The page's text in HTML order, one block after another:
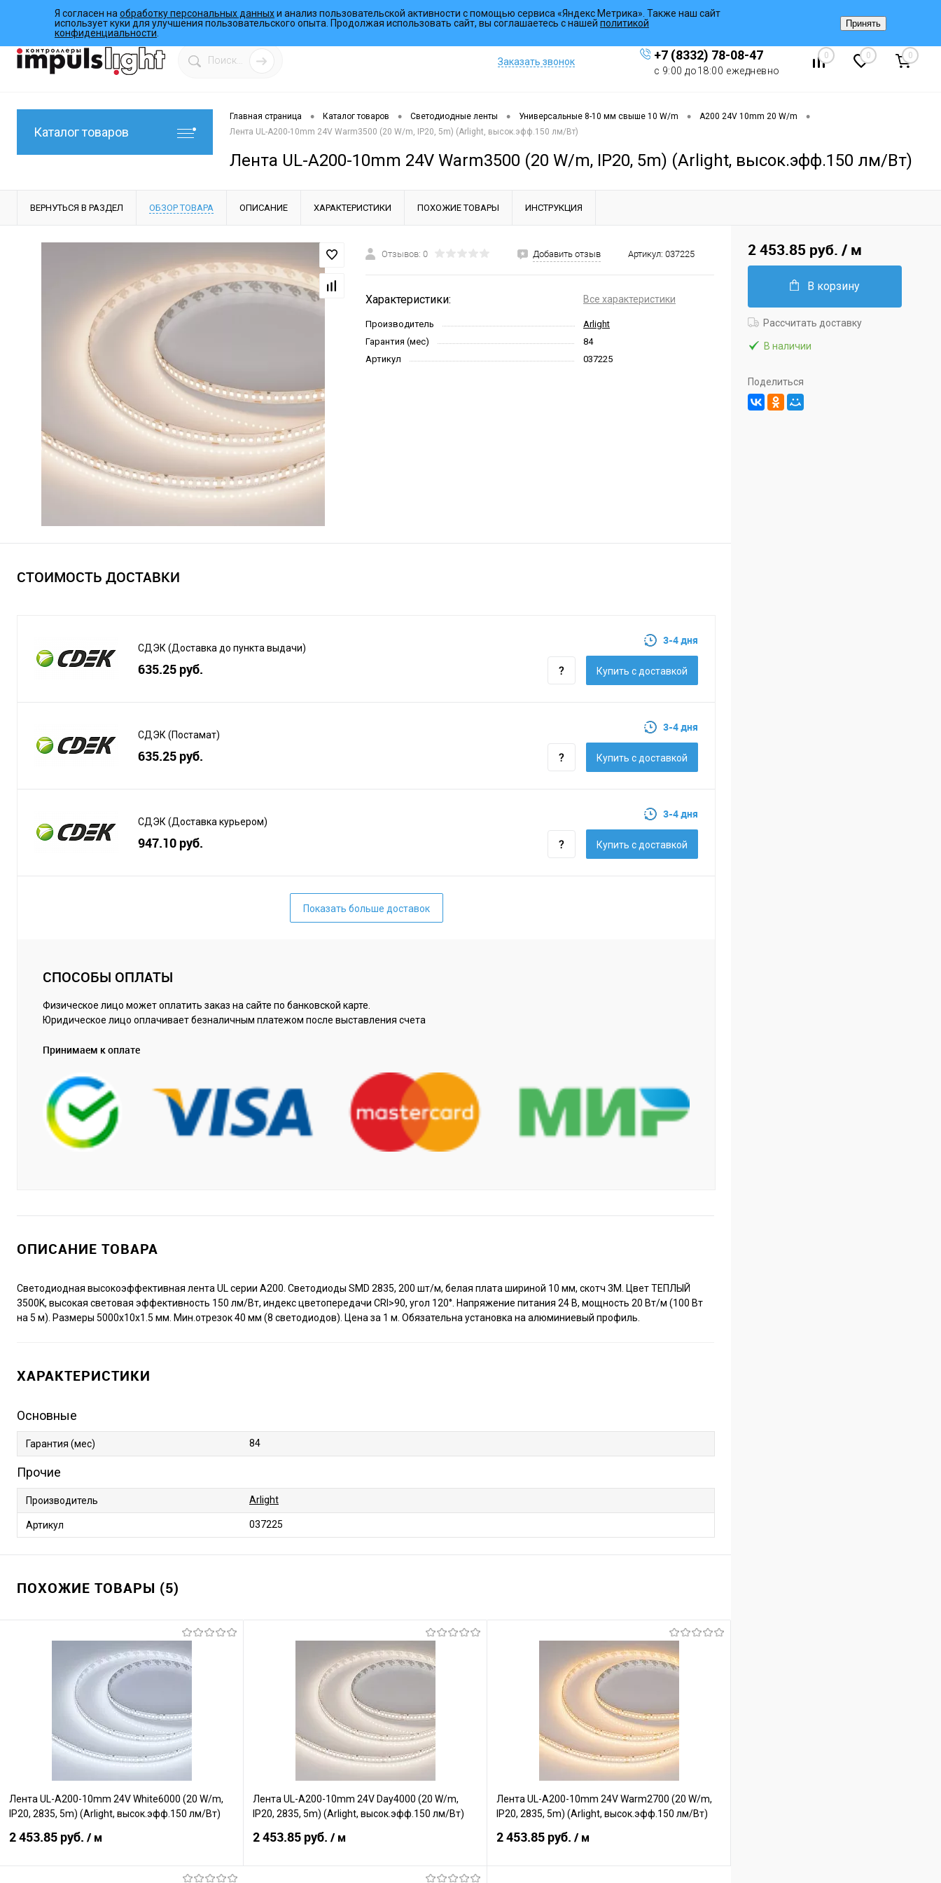
О компании Инструкции Работы Программы Коллекции Регистрация
Заказать звонок +7 (8332) 78-08-47
с 9:00 до18:00 ежедневно
0 0 0
Каталог товаров
Главная страница • Каталог товаров • Светодиодные ленты • Универсальные 8-10 мм свыше 10 W/m • A200 24V 10mm 20 W/m •
Лента UL-A200-10mm 24V Warm3500 (20 W/m, IP20, 5m) (Arlight, высок.эфф.150 лм/Вт)
Лента UL-A200-10mm 24V Warm3500 (20 W/m, IP20, 5m) (Arlight, высок.эфф.150 лм/Вт)
ВЕРНУТЬСЯ В РАЗДЕЛ ОБЗОР ТОВАРА ОПИСАНИЕ ХАРАКТЕРИСТИКИ ПОХОЖИЕ ТОВАРЫ ИНСТРУКЦИЯ
Отзывов: 0 Добавить отзыв Артикул: 037225
Характеристики: Все характеристики
Производитель
Arlight
Гарантия (мес)
84
Артикул
037225
СТОИМОСТЬ ДОСТАВКИ
СДЭК (Доставка до пункта выдачи)
635.25 руб.
3-4 дня
Купить c доставкой
СДЭК (Постамат)
635.25 руб.
3-4 дня
Купить c доставкой
СДЭК (Доставка курьером)
947.10 руб.
3-4 дня
Купить c доставкой
Показать больше доставок
СПОСОБЫ ОПЛАТЫ
Физическое лицо может оплатить заказ на сайте по банковской карте.
Юридическое лицо оплачивает безналичным платежом после выставления счета
Принимаем к оплате
ОПИСАНИЕ ТОВАРА
Светодиодная высокоэффективная лента UL серии A200. Светодиоды SMD 2835, 200 шт/м, белая плата шириной 10 мм, скотч 3M. Цвет ТЕПЛЫЙ
3500K, высокая световая эффективность 150 лм/Вт, индекс цветопередачи CRI>90, угол 120°. Напряжение питания 24 В, мощность 20 Вт/м (100 Вт
на 5 м). Размеры 5000x10x1.5 мм. Мин.отрезок 40 мм (8 светодиодов). Цена за 1 м. Обязательна установка на алюминиевый профиль.
ХАРАКТЕРИСТИКИ
Основные
Гарантия (мес) 84
Прочие
Производитель Arlight
Артикул 037225
ПОХОЖИЕ ТОВАРЫ (5)
Лента UL-A200-10mm 24V White6000 (20 W/m,
IP20, 2835, 5m) (Arlight, высок.эфф.150 лм/Вт)
2 453.85 руб. / м
Лента UL-A200-10mm 24V Day4000 (20 W/m,
IP20, 2835, 5m) (Arlight, высок.эфф.150 лм/Вт)
2 453.85 руб. / м
Лента UL-A200-10mm 24V Warm2700 (20 W/m,
IP20, 2835, 5m) (Arlight, высок.эфф.150 лм/Вт)
2 453.85 руб. / м
2 453.85 руб. / м
В корзину
Рассчитать доставку
В наличии
Поделиться
Я согласен на обработку персональных данныхи анализ пользовательской активности с помощью сервиса «Яндекс Метрика». Также наш сайт
использует куки для улучшения пользовательского опыта. Продолжая использовать сайт, вы соглашаетесь с нашей политикой
конфиденциальности
Принять